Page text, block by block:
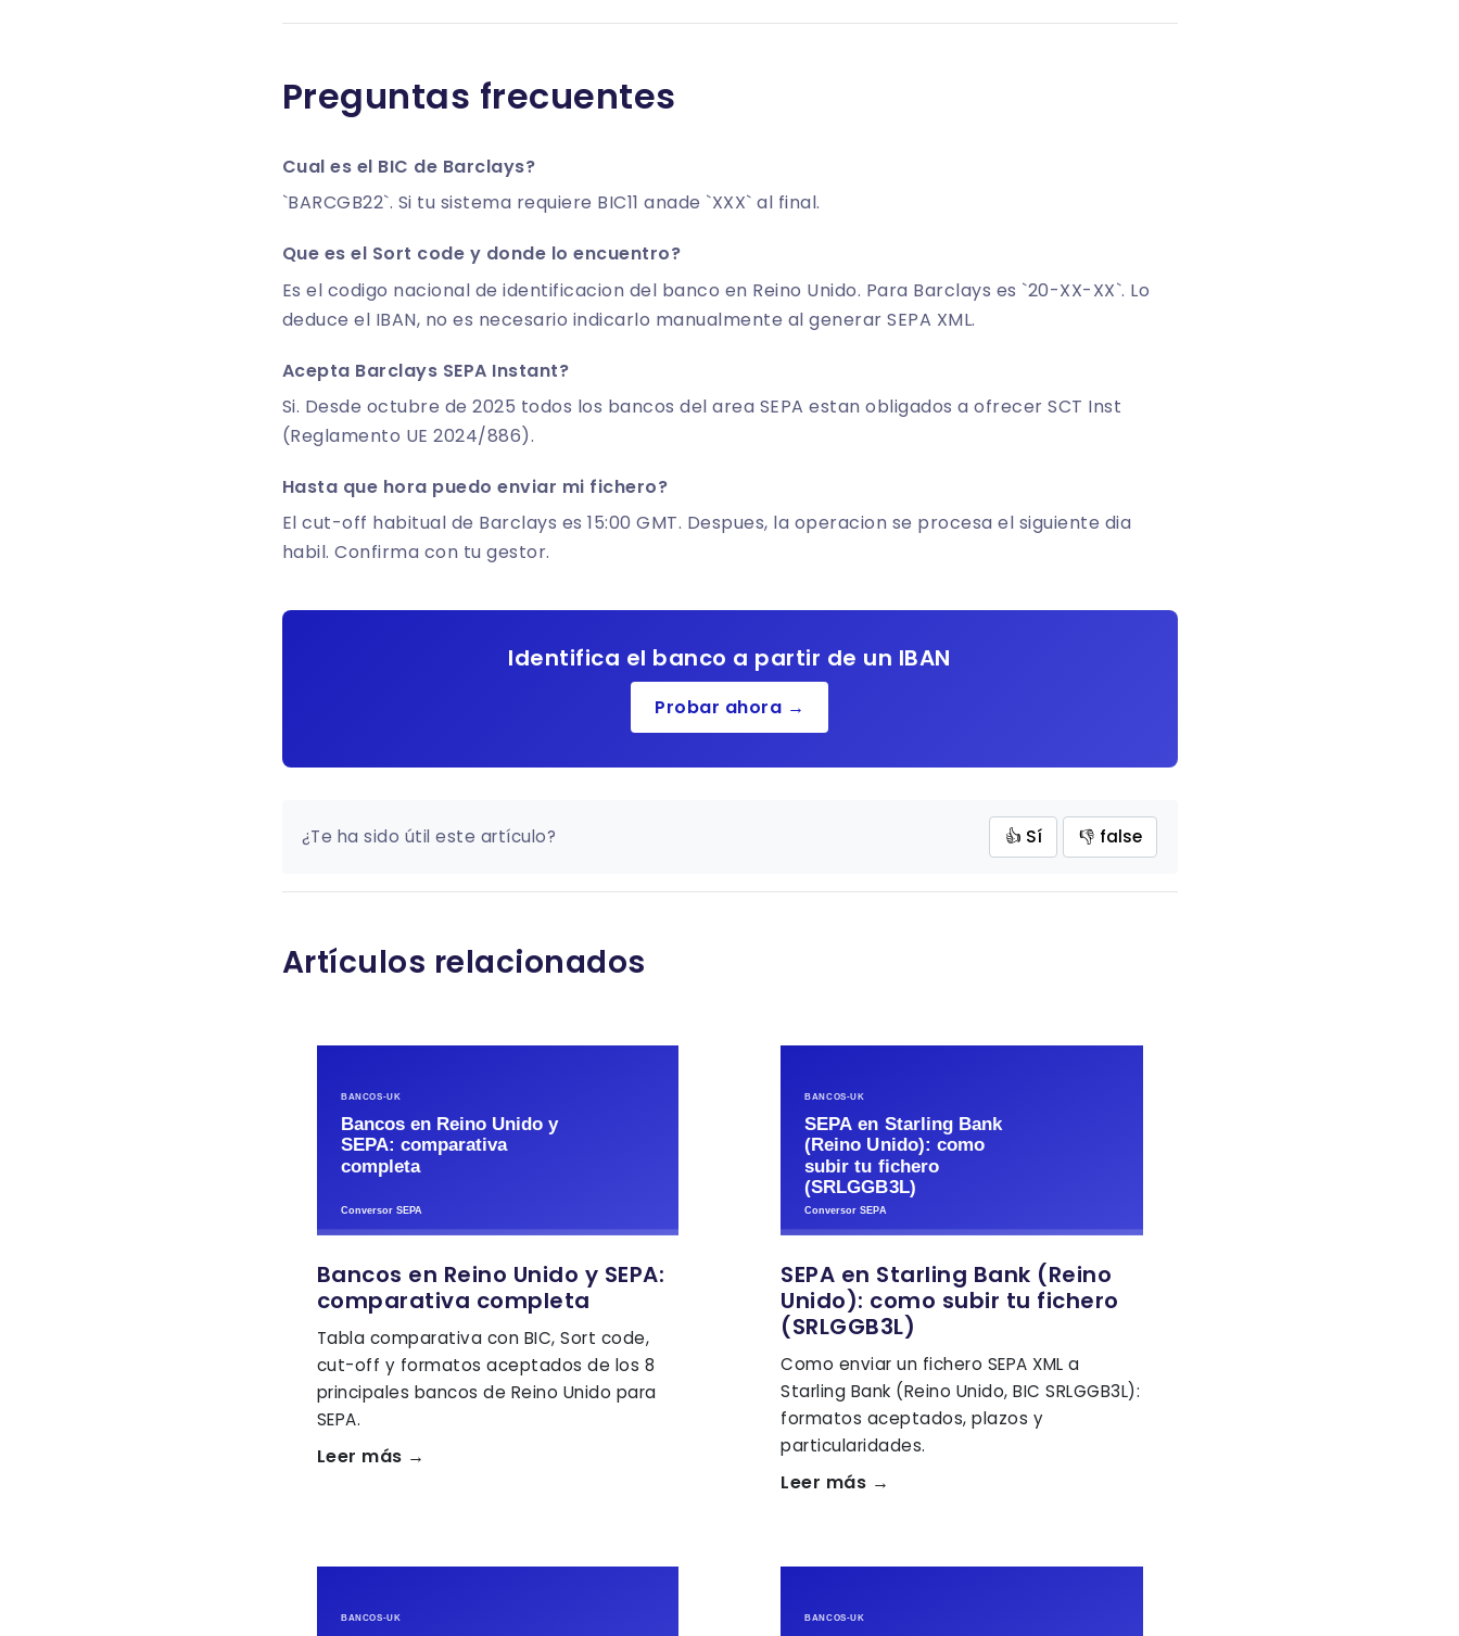
Preguntas frecuentes
Cual es el BIC de Barclays?
`BARCGB22`. Si tu sistema requiere BIC11 anade `XXX` al final.
Que es el Sort code y donde lo encuentro?
Es el codigo nacional de identificacion del banco en Reino Unido. Para Barclays es `20-XX-XX`. Lo
deduce el IBAN, no es necesario indicarlo manualmente al generar SEPA XML.
Acepta Barclays SEPA Instant?
Si. Desde octubre de 2025 todos los bancos del area SEPA estan obligados a ofrecer SCT Inst
(Reglamento UE 2024/886).
Hasta que hora puedo enviar mi fichero?
El cut-off habitual de Barclays es 15:00 GMT. Despues, la operacion se procesa el siguiente dia
habil. Confirma con tu gestor.
Identifica el banco a partir de un IBAN
Probar ahora →
¿Te ha sido útil este artículo? 👍 Sí 👎 false
Artículos relacionados
Bancos en Reino Unido y SEPA:
comparativa completa
Tabla comparativa con BIC, Sort code,
cut-off y formatos aceptados de los 8
principales bancos de Reino Unido para
SEPA.
Leer más →
SEPA en Starling Bank (Reino
Unido): como subir tu fichero
(SRLGGB3L)
Como enviar un fichero SEPA XML a
Starling Bank (Reino Unido, BIC SRLGGB3L):
formatos aceptados, plazos y
particularidades.
Leer más →